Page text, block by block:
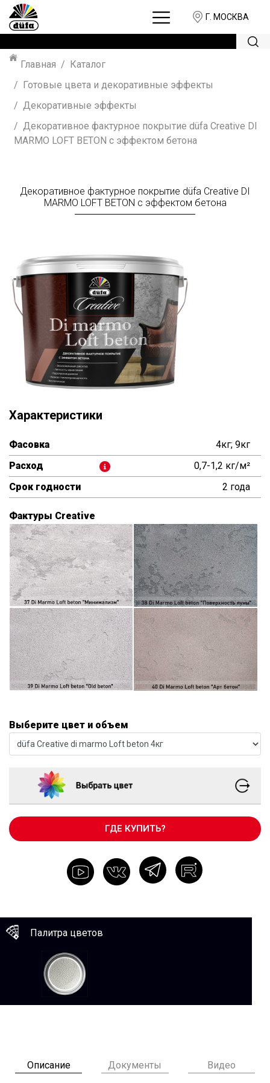
Г. МОСКВА
Главная
Каталог
Готовые цвета и декоративные эффекты
Декоративные эффекты
Декоративное фактурное покрытие düfa Creative DI
MARMO LOFT BETON с эффектом бетона
Декоративное фактурное покрытие düfa Creative DI
MARMO LOFT BETON с эффектом бетона
Характеристики
Фасовка
4кг; 9кг
Расход
0,7-1,2 кг/м²
Срок годности
2 года
Фактуры Creative
Выберите цвет и объем
ГДЕ КУПИТЬ?
Палитра цветов
Описание Документы Видео